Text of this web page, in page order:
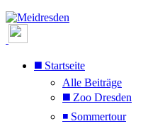
◼️ Startseite
Alle Beiträge
◼️ Zoo Dresden
◾ Sommertour